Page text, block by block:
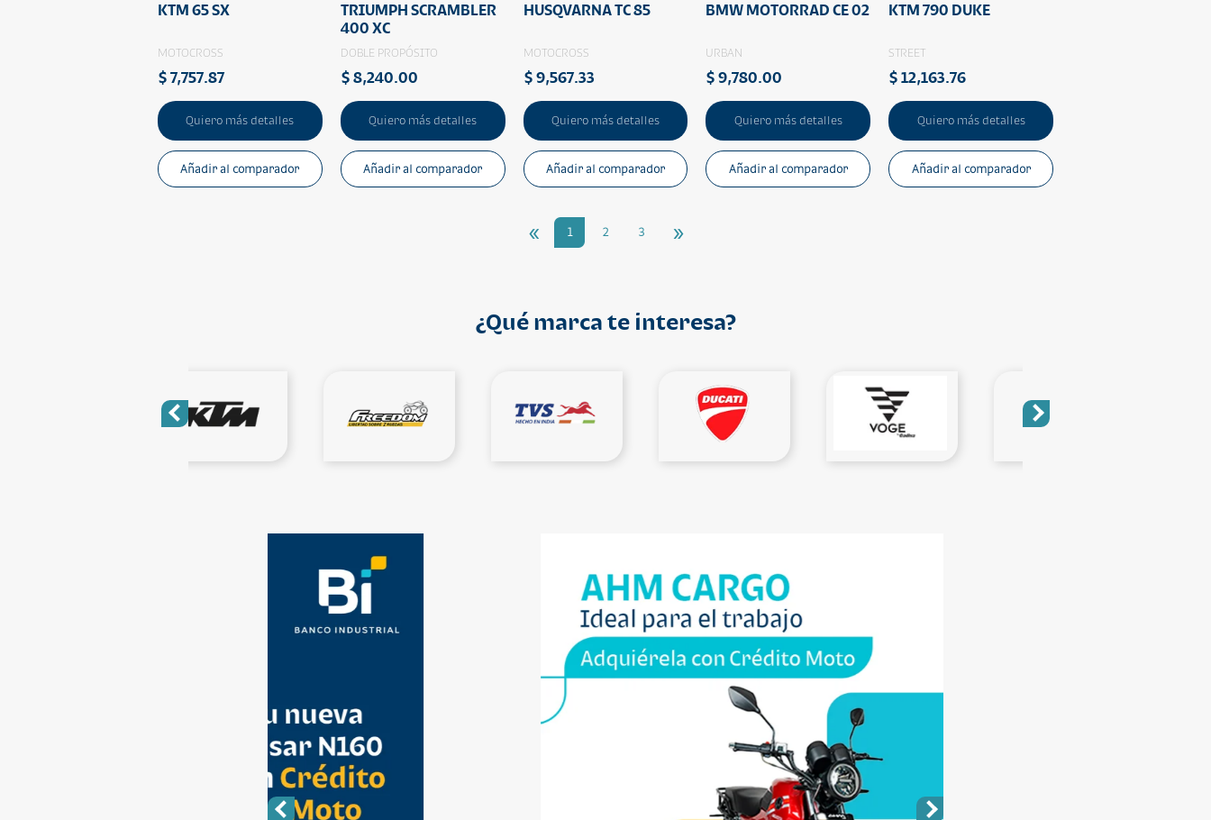
KTM 65 SX
MOTOCROSS
$ 7,757.87
Quiero más detalles
Añadir al comparador
TRIUMPH SCRAMBLER
400 XC
DOBLE PROPÓSITO
$ 8,240.00
Quiero más detalles
Añadir al comparador
HUSQVARNA TC 85
MOTOCROSS
$ 9,567.33
Quiero más detalles
Añadir al comparador
BMW MOTORRAD CE 02
URBAN
$ 9,780.00
Quiero más detalles
Añadir al comparador
KTM 790 DUKE
STREET
$ 12,163.76
Quiero más detalles
Añadir al comparador
« 1 2 3 »
¿Qué marca te interesa?